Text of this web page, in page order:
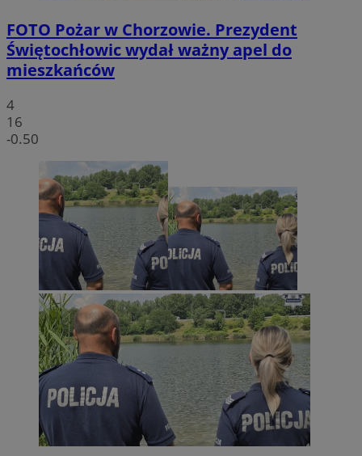
FOTO Pożar w Chorzowie. Prezydent
Świętochłowic wydał ważny apel do
mieszkańców
4
16
-0.50